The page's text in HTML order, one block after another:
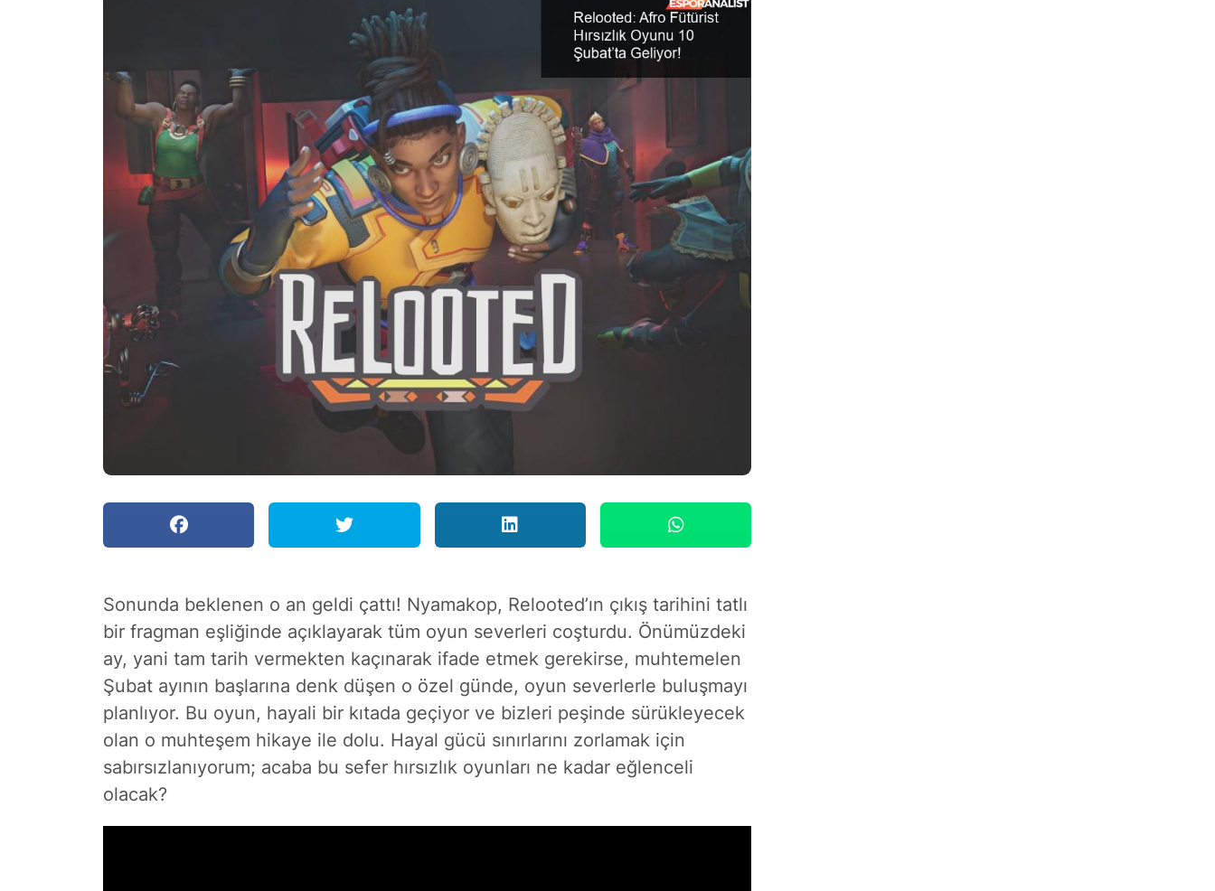
Sonunda beklenen o an geldi çattı! Nyamakop, Relooted’ın çıkış tarihini tatlı
bir fragman eşliğinde açıklayarak tüm oyun severleri coşturdu. Önümüzdeki
ay, yani tam tarih vermekten kaçınarak ifade etmek gerekirse, muhtemelen
Şubat ayının başlarına denk düşen o özel günde, oyun severlerle buluşmayı
planlıyor. Bu oyun, hayali bir kıtada geçiyor ve bizleri peşinde sürükleyecek
olan o muhteşem hikaye ile dolu. Hayal gücü sınırlarını zorlamak için
sabırsızlanıyorum; acaba bu sefer hırsızlık oyunları ne kadar eğlenceli
olacak?